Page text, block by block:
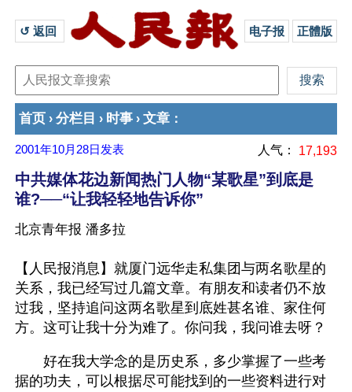
↺ 返回 电子报 正體版
首页 › 分栏目 › 时事 › 文章 ：
2001年10月28日 发表 人气： 17,193
中共媒体花边新闻热门人物“某歌星”到底是
谁?──“让我轻轻地告诉你”
北京青年报 潘多拉
【人民报消息】就厦门远华走私集团与两名歌星的
关系，我已经写过几篇文章。有朋友和读者仍不放
过我，坚持追问这两名歌星到底姓甚名谁、家住何
方。这可让我十分为难了。你问我，我问谁去呀？
好在我大学念的是历史系，多少掌握了一些考
据的功夫，可以根据尽可能找到的一些资料进行对